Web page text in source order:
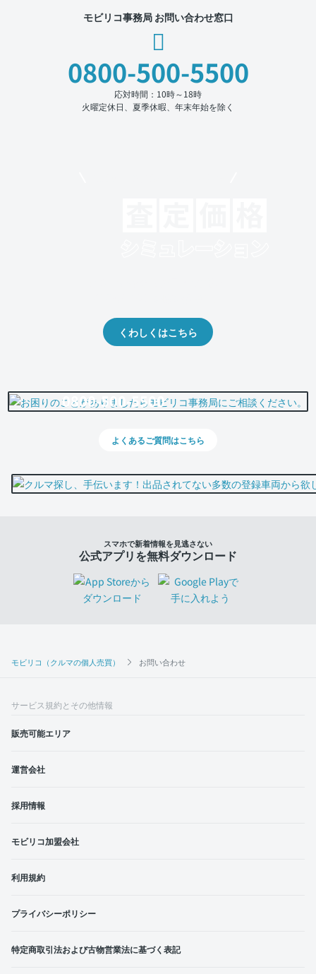
モビリコ（クルマの個人売買） お問い合わせ
モビリコ事務局 お問い合わせ窓口
0800-500-5500
応対時間：10時～18時
火曜定休日、夏季休暇、年末年始を除く
くわしくはこちら
0800-500-5500
よくあるご質問はこちら
スマホで新着情報を見逃さない
公式アプリを無料ダウンロード
サービス規約とその他情報
販売可能エリア
運営会社
採用情報
モビリコ加盟会社
利用規約
プライバシーポリシー
特定商取引法および古物営業法に基づく表記